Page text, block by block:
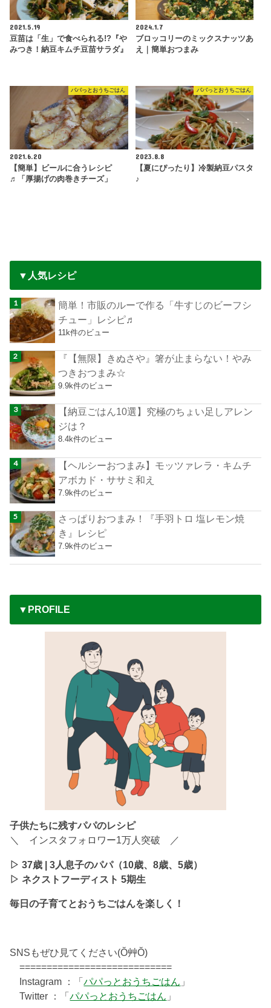
2021.5.19
豆苗は「生」で食べられる!?『や
みつき！納豆キムチ豆苗サラダ』
2024.1.7
ブロッコリーのミックスナッツあ
え｜簡単おつまみ
パパっとおうちごはん
2021.6.20
【簡単】ビールに合うレシピ
♬「厚揚げの肉巻きチーズ」
パパっとおうちごはん
2023.8.8
【夏にぴったり】冷製納豆パスタ
♪
▼人気レシピ
簡単！市販のルーで作る「牛すじのビーフシ
チュー」レシピ♬
11k件のビュー
『【無限】きぬさや』箸が止まらない！やみ
つきおつまみ☆
9.9k件のビュー
【納豆ごはん10選】究極のちょい足しアレン
ジは？
8.4k件のビュー
【ヘルシーおつまみ】モッツァレラ・キムチ
アボカド・ササミ和え
7.9k件のビュー
さっぱりおつまみ！『手羽トロ 塩レモン焼
き』レシピ
7.9k件のビュー
▼PROFILE
子供たちに残すパパのレシピ
＼ インスタフォロワー1万人突破 ／
▷ 37歳 | 3人息子のパパ（10歳、8歳、5歳）
▷ ネクストフーディスト 5期生
毎日の子育てとおうちごはんを楽しく！
SNSもぜひ見てください(Ŏ艸Ŏ)
============================
Instagram ：「パパっとおうちごはん 」
Twitter ：「パパっとおうちごはん 」